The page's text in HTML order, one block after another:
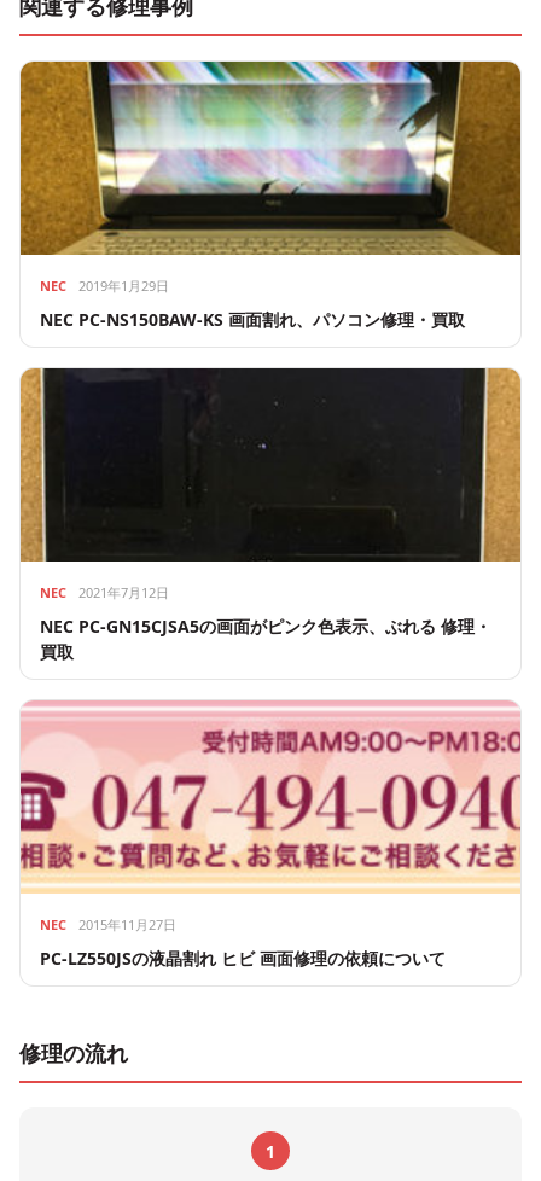
関連する修理事例
NEC 2019年1月29日
NEC PC-NS150BAW-KS 画面割れ、パソコン修理・買取
NEC 2021年7月12日
NEC PC-GN15CJSA5の画面がピンク色表示、ぶれる 修理・
買取
NEC 2015年11月27日
PC-LZ550JSの液晶割れ ヒビ 画面修理の依頼について
修理の流れ
1